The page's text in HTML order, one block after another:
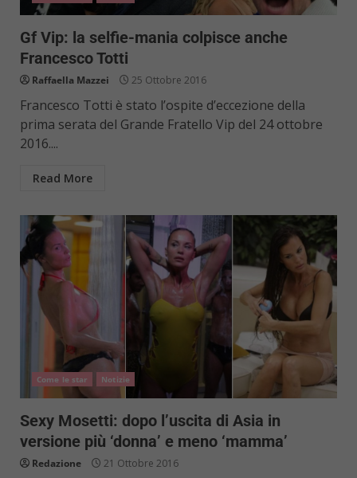
Gf Vip: la selfie-mania colpisce anche
Francesco Totti
Raffaella Mazzei 25 Ottobre 2016
Francesco Totti è stato l’ospite d’eccezione della
prima serata del Grande Fratello Vip del 24 ottobre
2016....
Read More
Come le star Notizie
Sexy Mosetti: dopo l’uscita di Asia in
versione più ‘donna’ e meno ‘mamma’
Redazione 21 Ottobre 2016